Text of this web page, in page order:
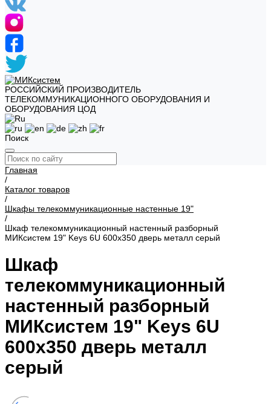
РОССИЙСКИЙ ПРОИЗВОДИТЕЛЬ
ТЕЛЕКОММУНИКАЦИОННОГО ОБОРУДОВАНИЯ И
ОБОРУДОВАНИЯ ЦОД
Поиск
Главная
/
Каталог товаров
/
Шкафы телекоммуникационные настенные 19"
/
Шкаф телекоммуникационный настенный разборный
МИКсистем 19" Keys 6U 600x350 дверь металл серый
Шкаф
телекоммуникационный
настенный разборный
МИКсистем 19" Keys 6U
600x350 дверь металл
серый